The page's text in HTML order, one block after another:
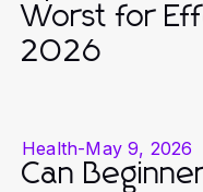
Worst for
2026
Health-May 9, 2026
Can